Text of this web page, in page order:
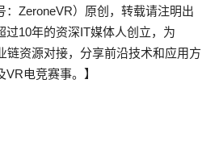
：ZeroneVR）原创，转载请注明出
过10年的资深IT媒体人创立，为
链资源对接，分享前沿技术和应用方
电竞赛事。】